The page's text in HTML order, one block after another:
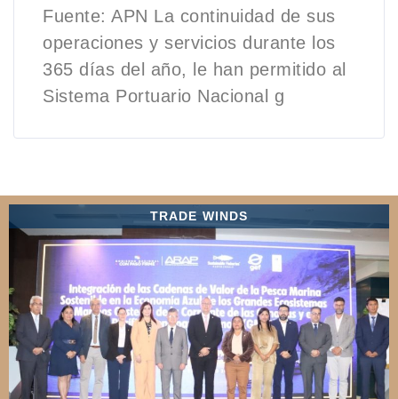
Fuente: APN La continuidad de sus
operaciones y servicios durante los
365 días del año, le han permitido al
Sistema Portuario Nacional g
TRADE WINDS